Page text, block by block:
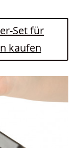
Set für
kaufen